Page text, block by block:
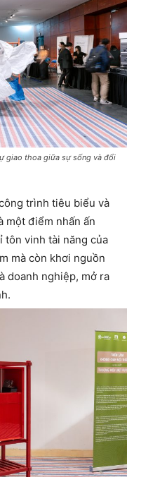
giao thoa giữa sự sống và đổi
trình tiêu biểu và
một điểm nhấn ấn
tôn vinh tài năng của
mà còn khơi nguồn
doanh nghiệp, mở ra